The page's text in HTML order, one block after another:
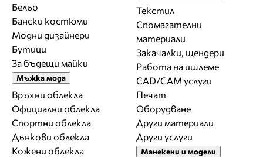
Бельо
Бански костюми
Модни дизайнери
Бутици
За бъдещи майки
Мъжка мода
Връхни облекла
Официални облекла
Спортни облекла
Дънкови облекла
Кожени облекла
Текстил
Спомагателни
материали
Закачалки, щендери
Работа на ишлеме
CAD/CAM услуги
Печат
Оборудване
Други материали
Други услуги
Манекени и модели